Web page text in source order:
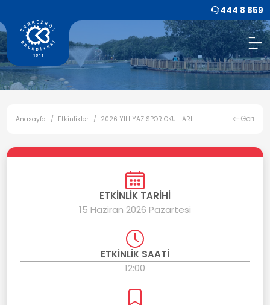
444 8 859
Anasayfa Etkinlikler 2026 YILI YAZ SPOR OKULLARI Geri
ETKİNLİK TARİHİ
15 Haziran 2026 Pazartesi
ETKİNLİK SAATİ
12:00